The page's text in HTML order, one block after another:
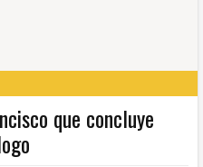
que concluye